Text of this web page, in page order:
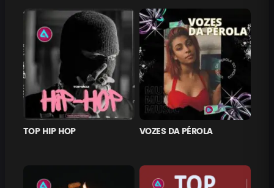
TOP HIP HOP VOZES DA PÉROLA